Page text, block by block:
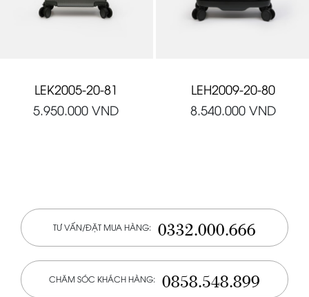
LEK2005-20-81
5.950.000 VND
LEH2009-20-80
8.540.000 VND
TƯ VẤN/ĐẶT MUA HÀNG: 0332.000.666
CHĂM SÓC KHÁCH HÀNG: 0858.548.899